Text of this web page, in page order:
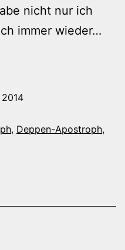
nicht nur ich
immer wieder…
des
, Deppen-Apostroph,